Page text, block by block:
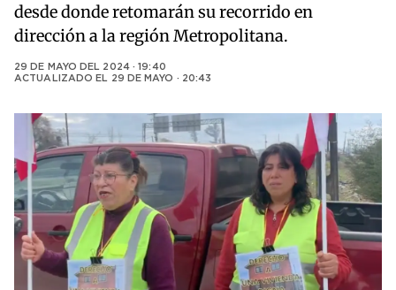
desde donde retomarán su recorrido en
dirección a la región Metropolitana.
29 DE MAYO DEL 2024 · 19:40
ACTUALIZADO EL 29 DE MAYO · 20:43